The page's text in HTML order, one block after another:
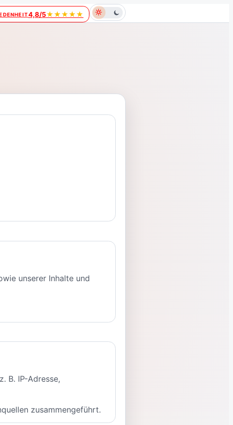
4,8/5★★★★★
unserer Inhalte und
B. IP-Adresse,
zusammengeführt.